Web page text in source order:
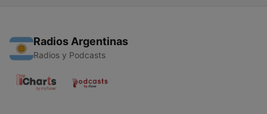
Radios Argentinas
Radios y Podcasts